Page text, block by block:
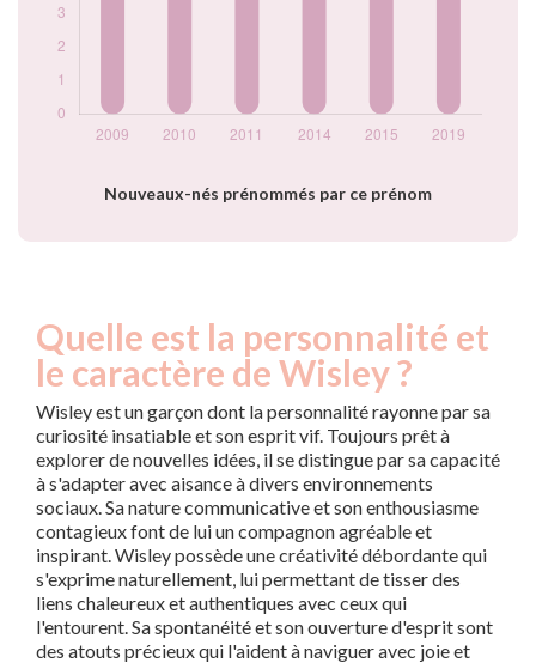
Nouveaux-nés prénommés par ce prénom
Quelle est la personnalité et
le caractère de Wisley ?
Wisley est un garçon dont la personnalité rayonne par sa
curiosité insatiable et son esprit vif. Toujours prêt à
explorer de nouvelles idées, il se distingue par sa capacité
à s'adapter avec aisance à divers environnements
sociaux. Sa nature communicative et son enthousiasme
contagieux font de lui un compagnon agréable et
inspirant. Wisley possède une créativité débordante qui
s'exprime naturellement, lui permettant de tisser des
liens chaleureux et authentiques avec ceux qui
l'entourent. Sa spontanéité et son ouverture d'esprit sont
des atouts précieux qui l'aident à naviguer avec joie et